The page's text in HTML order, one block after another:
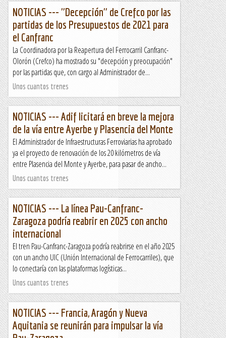
NOTICIAS --- "Decepción" de Crefco por las
partidas de los Presupuestos de 2021 para
el Canfranc
La Coordinadora por la Reapertura del Ferrocarril Canfranc-
Olorón (Crefco) ha mostrado su "decepción y preocupación"
por las partidas que, con cargo al Administrador de...
Unos cuantos trenes
NOTICIAS --- Adif licitará en breve la mejora
de la vía entre Ayerbe y Plasencia del Monte
El Administrador de Infraestructuras Ferroviarias ha aprobado
ya el proyecto de renovación de los 20 kilómetros de vía
entre Plasencia del Monte y Ayerbe, para pasar de ancho...
Unos cuantos trenes
NOTICIAS --- La línea Pau-Canfranc-
Zaragoza podría reabrir en 2025 con ancho
internacional
El tren Pau-Canfranc-Zaragoza podría reabrirse en el año 2025
con un ancho UIC (Unión Internacional de Ferrocarriles), que
lo conectaría con las plataformas logísticas...
Unos cuantos trenes
NOTICIAS --- Francia, Aragón y Nueva
Aquitania se reunirán para impulsar la vía